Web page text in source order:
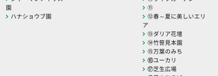
園
ハナショウブ園
⑪
⑫春～夏に美しいエリ
ア
⑬ダリア花壇
⑭竹笹見本園
⑮万葉のみち
⑯ユーカリ
⑰芝生広場